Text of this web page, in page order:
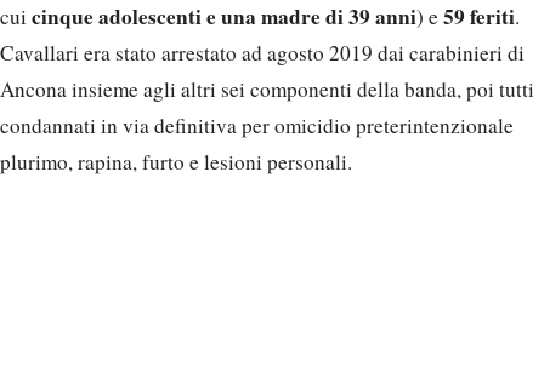
cui cinque adolescenti e una madre di 39 anni) e59 feriti.
Cavallari era stato arrestato ad agosto 2019 dai carabinieri di
Ancona insieme agli altri sei componenti della banda, poi tutti
condannati in via definitiva per omicidio preterintenzionale
plurimo, rapina, furto e lesioni personali.